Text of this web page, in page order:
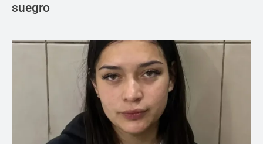
suegro